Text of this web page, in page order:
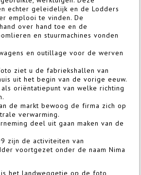
echter geleidelijk en de Lodders
emplooi te vinden. De
over hand toe en de
en stuurmachines vonden
en outillage voor de werven
ziet u de fabriekshallen van
uit het begin van de vorige eeuw.
oriëntatiepunt van welke richting
de markt bewoog de firma zich op
verwarming.
deel uit gaan maken van de
zijn de activiteiten van
voortgezet onder de naam Nima
het landweggetje op de foto